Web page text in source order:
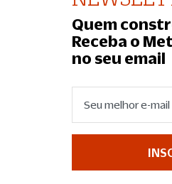
Quem
Receba o
no seu email